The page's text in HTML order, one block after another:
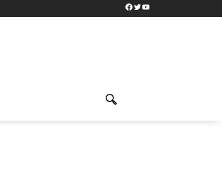
Facebook
TwitterYouTube